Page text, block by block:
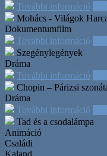
További információ
Mohács - Világok
Dokumentumfilm
További információ
Szegénylegények
Dráma
További információ
Chopin – Párizsi
Dráma
További információ
Tad és a csodalámpa
Animáció
Családi
Kaland